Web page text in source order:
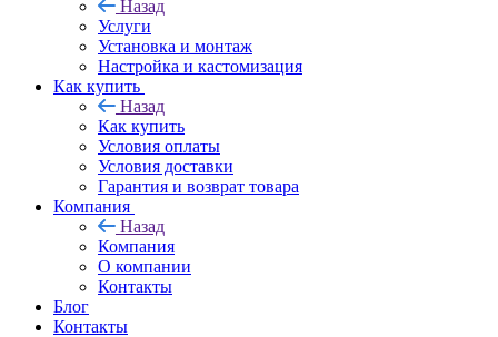
Назад
Услуги
Установка и монтаж
Настройка и кастомизация
Как купить
Назад
Как купить
Условия оплаты
Условия доставки
Гарантия и возврат товара
Компания
Назад
Компания
О компании
Контакты
Блог
Контакты